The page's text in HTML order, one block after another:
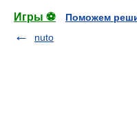
Игры ⚽
Поможем
nuto